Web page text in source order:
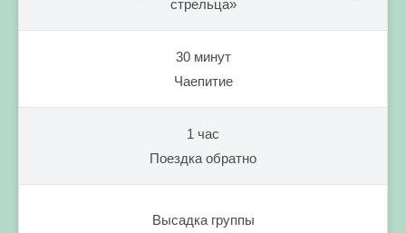
стрельца»
30 минут
Чаепитие
1 час
Поездка обратно
Высадка группы